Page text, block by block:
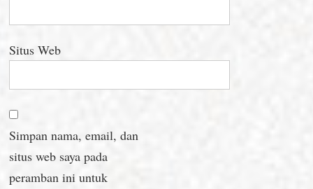
Situs Web
Simpan nama, email, dan
situs web saya pada
peramban ini untuk